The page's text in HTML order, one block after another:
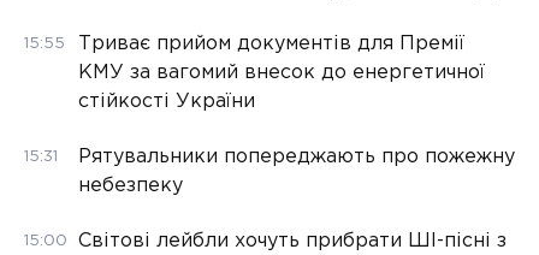
15:55
Триває прийом документів для Премії
КМУ за вагомий внесок до енергетичної
стійкості України
15:31
Рятувальники попереджають про пожежну
небезпеку
15:00
Світові лейбли хочуть прибрати ШІ-пісні з